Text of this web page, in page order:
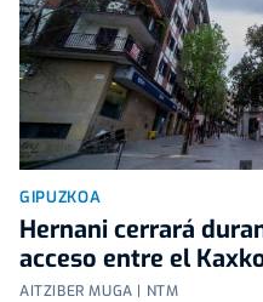
GIPUZKOA
Hernani cerrará
acceso entre el
AITZIBER MUGA | NTM